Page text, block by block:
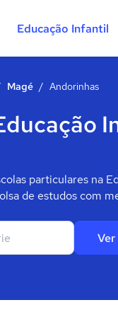
Educação Infantil
Magé / Andorinhas
particulares na
de estudos com
Ver